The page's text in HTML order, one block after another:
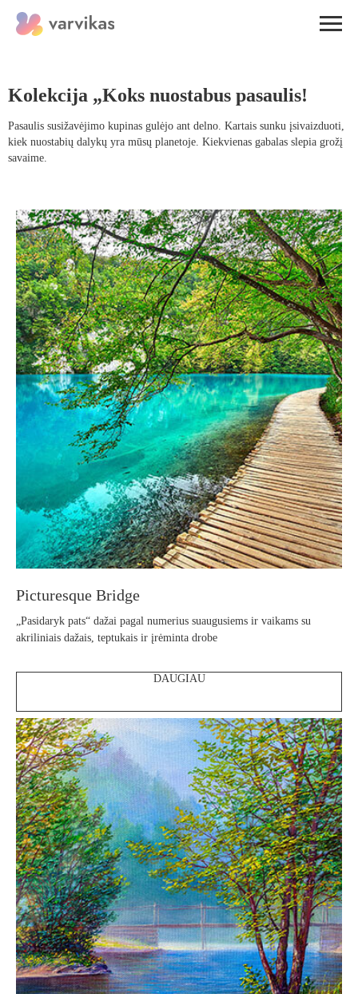
Kolekcija „Koks nuostabus pasaulis!
Pasaulis susižavėjimo kupinas gulėjo ant delno. Kartais sunku įsivaizduoti,
kiek nuostabių dalykų yra mūsų planetoje. Kiekvienas gabalas slepia grožį
savaime.
Picturesque Bridge
„Pasidaryk pats“ dažai pagal numerius suaugusiems ir vaikams su
akriliniais dažais, teptukais ir įrėminta drobe
DAUGIAU